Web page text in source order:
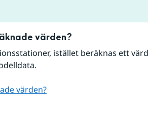
värden?
istället beräknas ett
värden?